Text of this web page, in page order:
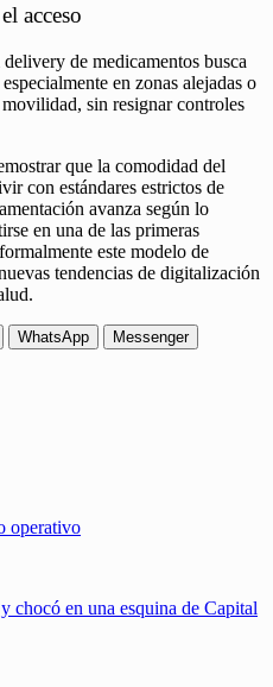
acceso
de medicamentos busca
en zonas alejadas o
sin resignar controles
que la comodidad del
con estándares estrictos de
avanza según lo
en una de las primeras
este modelo de
tendencias de digitalización
WhatsApp
Messenger
operativo
chocó en una esquina de Capital